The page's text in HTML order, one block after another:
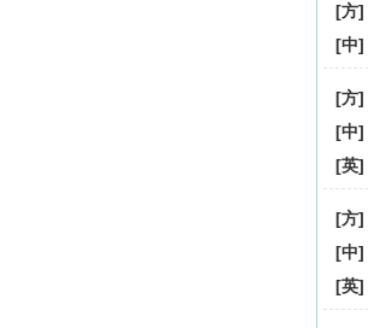
[方]
[中]
[方]
[中]
[英]
[方]
[中]
[英]